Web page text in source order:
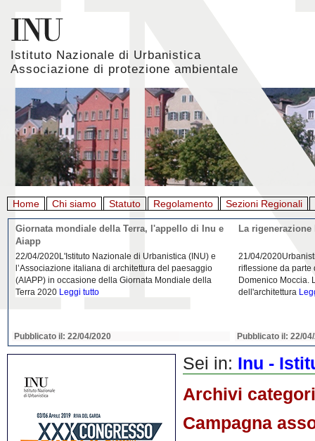
Istituto Nazionale di Urbanistica
Associazione di protezione ambientale
Home Chi siamo Statuto Regolamento Sezioni Regionali
Giornata mondiale della Terra, l'appello di Inu e
Aiapp
22/04/2020L'Istituto Nazionale di Urbanistica (INU) e
l’Associazione italiana di architettura del paesaggio
(AIAPP) in occasione della Giornata Mondiale della
Terra 2020 Leggi tutto
Pubblicato il: 22/04/2020
La
21/04/
riflessione da parte
Domenico Moccia.
dell'architettura
Pubblicato il: 22/
Sei in: Inu -
Archivi
Campagna